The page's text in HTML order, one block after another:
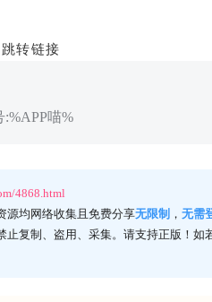
跳转链接
喵%
4868.html
源均网络收集且免费分享无限制 ， 无需
止复制、盗用、采集。请支持正版！如